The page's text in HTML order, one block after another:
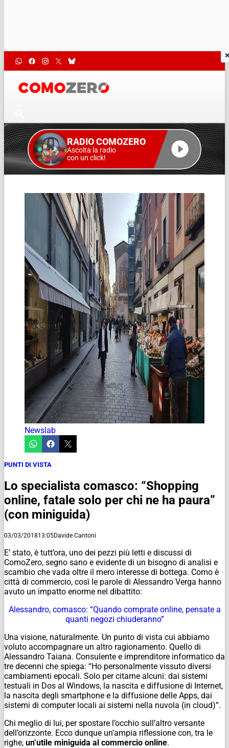
RADIO COMOZERO
Ascolta la radio
con un click!
Newslab
PUNTI DI VISTA
Lo specialista comasco: “Shopping
online, fatale solo per chi ne ha paura”
(con miniguida)
03/03/201813:05Davide Cantoni
E’ stato, è tutt’ora, uno dei pezzi più letti e discussi di
ComoZero, segno sano e evidente di un bisogno di analisi e
scambio che vada oltre il mero interesse di bottega. Como è
città di commercio, così le parole di Alessandro Verga hanno
avuto un impatto enorme nel dibattito:
Alessandro, comasco: “Quando comprate online, pensate a
quanti negozi chiuderanno”
Una visione, naturalmente. Un punto di vista cui abbiamo
voluto accompagnare un altro ragionamento. Quello di
Alessandro Taiana. Consulente e imprenditore informatico da
tre decenni che spiega: “Ho personalmente vissuto diversi
cambiamenti epocali. Solo per citarne alcuni: dai sistemi
testuali in Dos al Windows, la nascita e diffusione di Internet,
la nascita degli smartphone e la diffusione delle Apps, dai
sistemi di computer locali ai sistemi nella nuvola (in cloud)”.
Chi meglio di lui, per spostare l’occhio sull’altro versante
dell’orizzonte. Ecco dunque un’ampia riflessione con, tra le
righe, un’utile miniguida al commercio online.